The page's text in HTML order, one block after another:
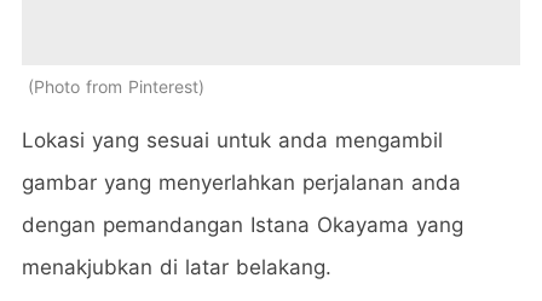
Photo from Pinterest
Lokasi yang sesuai untuk anda mengambil
gambar yang menyerlahkan perjalanan anda
dengan pemandangan Istana Okayama yang
menakjubkan di latar belakang.